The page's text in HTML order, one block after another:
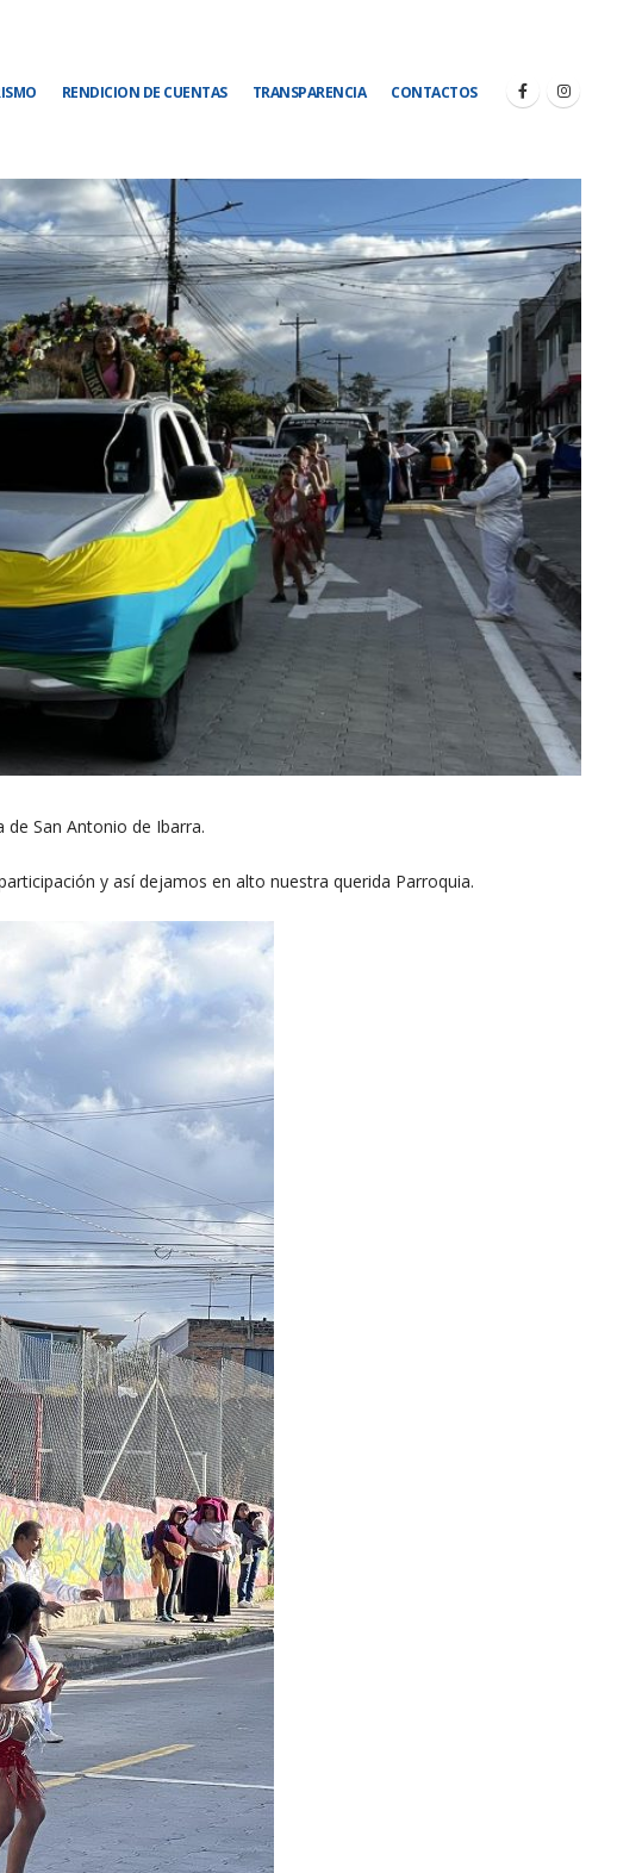
RENDICION DE CUENTAS TRANSPARENCIA CONTACTOS
San Antonio de Ibarra.
y así dejamos en alto nuestra querida Parroquia.